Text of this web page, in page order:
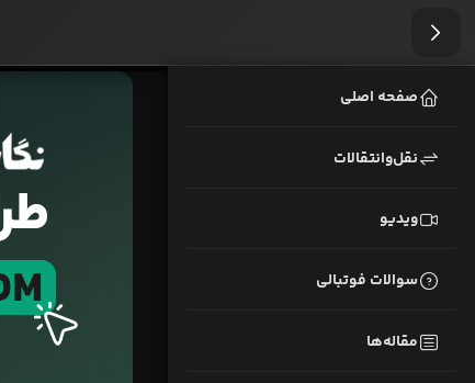
صفحه اصلی
نقل‌وانتقالات
ویدیو
سوالات فوتبالی
مقاله‌ها